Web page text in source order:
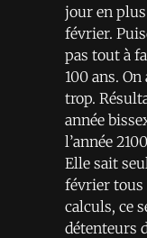
jour en plus
février.
pas tout à
100 ans.
trop.
année
l’année
Elle sait
février tous
calculs, ce
détenteurs